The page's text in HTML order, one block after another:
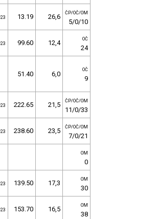
13.19 26,6 ČP/OČ/OM
5/0/10
99.60 12,4 OČ
24
51.40 6,0
OČ
9
222.65 21,5 ČP/OČ/OM
11/0/33
238.60 23,5 ČP/OČ/OM
7/0/21
OM
0
139.50 17,3 OM
30
153.70 16,5 OM
38